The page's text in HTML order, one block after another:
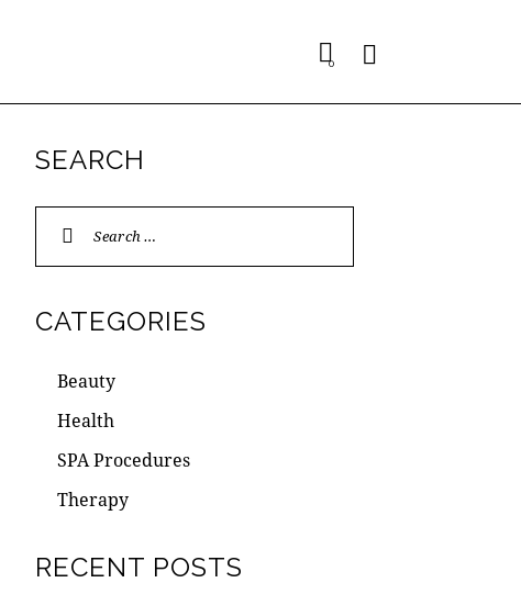
0
SEARCH
for:
CATEGORIES
Beauty
Health
SPA Procedures
Therapy
RECENT POSTS